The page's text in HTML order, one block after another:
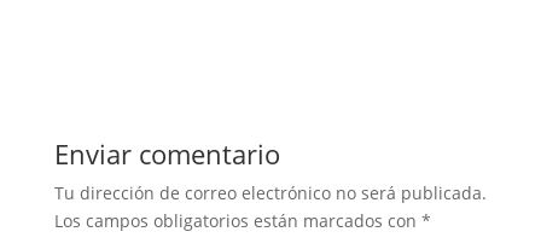
Enviar comentario
Tu dirección de correo electrónico no será publicada.
Los campos obligatorios están marcados con *